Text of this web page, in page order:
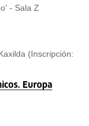
- Sala Z
(Inscripción:
Europa